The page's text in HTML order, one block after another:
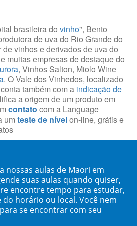
brasileira do vinho", Bento
de uva do Rio Grande do
de vinhos e derivados de uva do
muitas empresas de destaque do
, Vinhos Salton, Miolo Wine
. O Vale dos Vinhedos, localizado
também com a indicação de
a origem de um produto em
contato com a Language
um teste de nívelon-line, grátis e
nossas aulas de Maori em
suas aulas quando quiser,
encontre tempo para estudar,
horário ou local. Você nem
se encontrar com seu